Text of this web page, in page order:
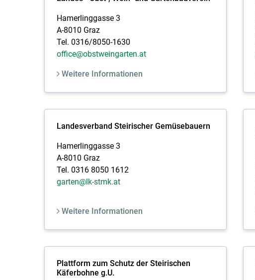
Hamerlinggasse 3
A-8010 Graz
Tel. 0316/8050-1630
office@obstweingarten.at
Weitere Informationen
Landesverband Steirischer Gemüsebauern
Hamerlinggasse 3
A-8010 Graz
Tel. 0316 8050 1612
garten@lk-stmk.at
Weitere Informationen
Plattform zum Schutz der Steirischen
Käferbohne g.U.